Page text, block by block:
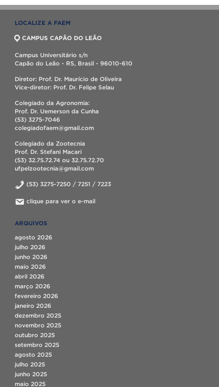
LOCALIZE A FAEM
CAMPUS CAPÃO DO LEÃO
Campus Universitário s/n
Capão do Leão - RS, Brasil - 96010-610
Diretor: Prof. Dr. Maurício de Oliveira
Vice-diretor: Prof. Dr. Felipe Selau
Colegiado da Agronomia:
Prof. Dr. Uemerson da Cunha
(53) 3275-7046
colegiadofaem@gmail.com
Colegiado da Zootecnia
Prof. Dr. Stefani Macari
(53) 32.75.72.74 ou 32.75.72.70
ufpelzootecnia@gmail.com
(53) 3275-7250 / 7251 / 7223
clique para ver o e-mail
ARQUIVOS
agosto 2026
julho 2026
junho 2026
maio 2026
abril 2026
março 2026
fevereiro 2026
janeiro 2026
dezembro 2025
novembro 2025
outubro 2025
setembro 2025
agosto 2025
julho 2025
junho 2025
maio 2025